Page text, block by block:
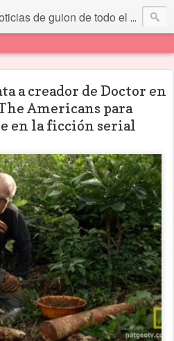
de guion de todo el mundo... Y más.
a creador de Doctor en
Americans para
en la ficción serial